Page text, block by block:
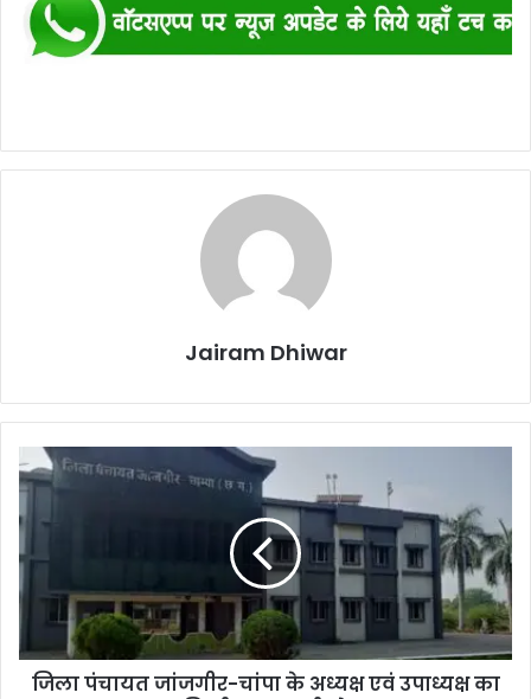
Jairam Dhiwar
जिला
पंचायत
चांपा
के
एवं
का
निर्वाचन
जिला पंचायत जांजगीर-चांपा के अध्यक्ष एवं उपाध्यक्ष का